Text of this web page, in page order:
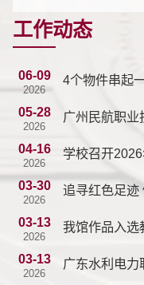
档案馆（校史馆）副馆长廖
关工作人员热情接待。 调研
校史馆功能定位、设计理念
备、展陈内容等关键环节，
实物、图片、多媒体等多元
色的做法给予肯定。 参观
方围绕校史馆...
工作动态
06-09
2026
4个物件串起
05-28
2026
广州民航职业
04-16
2026
学校召开
03-30
2026
追寻红色足
馆）赴惠州
03-13
2026
我馆作品入选
03-13
2026
广东水利电力